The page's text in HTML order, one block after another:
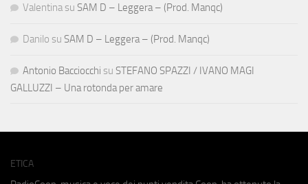
Valentina su SAM D – Leggera – (Prod. Manqc)
Danilo su SAM D – Leggera – (Prod. Manqc)
Antonio Bacciocchi su STEFANO SPAZZI / IVANO MAGI
GALLUZZI – Una rotonda per amare
ETICA